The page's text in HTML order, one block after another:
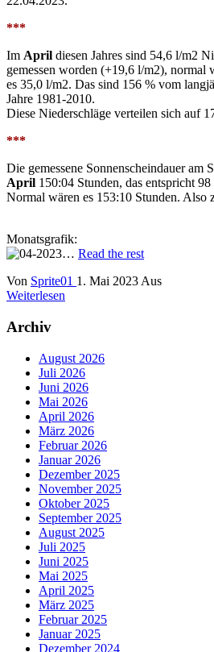
***
Im April diesen Jahres sind 54,6 l/m2
gemessen worden (+19,6 l/m2), normal
es 35,0 l/m2. Das sind 156 % vom
Jahre 1981-2010.
Diese Niederschläge verteilen sich auf
***
Die gemessene Sonnenscheindauer am
April 150:04 Stunden, das entspricht 98
Normal wären es 153:10 Stunden.
Monatsgrafik:
… Read the rest
Von Sprite01 1. Mai 2023 Aus
Weiterlesen
Archiv
August 2026
Juli 2026
Juni 2026
Mai 2026
April 2026
März 2026
Februar 2026
Januar 2026
Dezember 2025
November 2025
Oktober 2025
September 2025
August 2025
Juli 2025
Juni 2025
Mai 2025
April 2025
März 2025
Februar 2025
Januar 2025
Dezember 2024